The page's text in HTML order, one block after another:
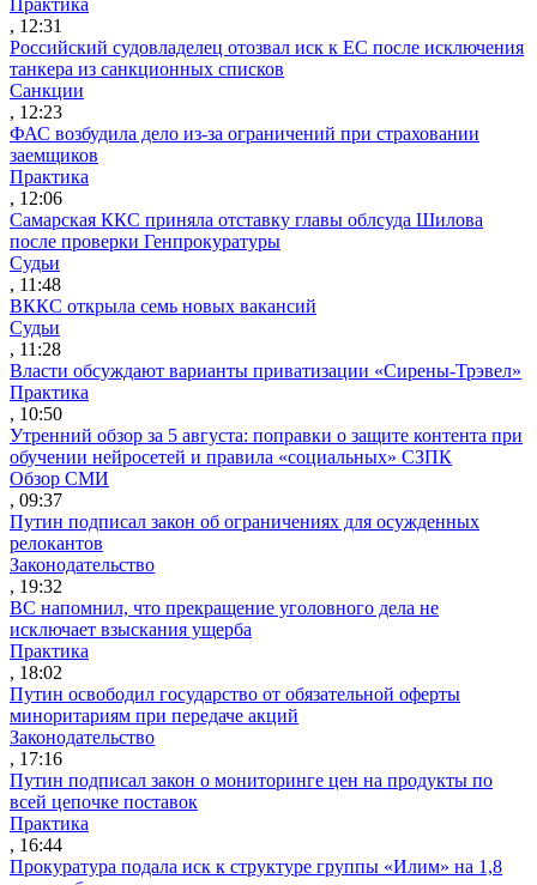
, 12:31
Российский судовладелец отозвал иск к ЕС после исключения
танкера из санкционных списков
Санкции
, 12:23
ФАС возбудила дело из-за ограничений при страховании
заемщиков
Практика
, 12:06
Самарская ККС приняла отставку главы облсуда Шилова
после проверки Генпрокуратуры
Судьи
, 11:48
ВККС открыла семь новых вакансий
Судьи
, 11:28
Власти обсуждают варианты приватизации «Сирены-Трэвел»
Практика
, 10:50
Утренний обзор за 5 августа: поправки о защите контента при
обучении нейросетей и правила «социальных» СЗПК
Обзор СМИ
, 09:37
Путин подписал закон об ограничениях для осужденных
релокантов
Законодательство
, 19:32
ВС напомнил, что прекращение уголовного дела не
исключает взыскания ущерба
Практика
, 18:02
Путин освободил государство от обязательной оферты
миноритариям при передаче акций
Законодательство
, 17:16
Путин подписал закон о мониторинге цен на продукты по
всей цепочке поставок
Практика
, 16:44
Прокуратура подала иск к структуре группы «Илим» на 1,8